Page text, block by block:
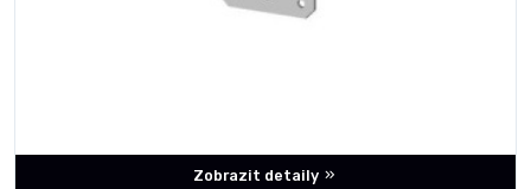
Zobrazit detaily